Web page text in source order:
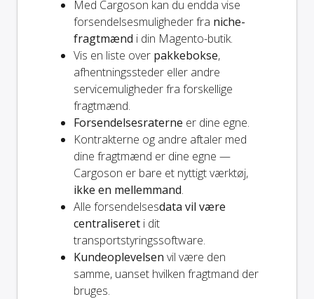
Med Cargoson kan du endda vise
forsendelsesmuligheder fra niche-
fragtmænd i din Magento-butik.
Vis en liste over pakkebokse,
afhentningssteder eller andre
servicemuligheder fra forskellige
fragtmænd.
Forsendelsesraterne er dine egne.
Kontrakterne og andre aftaler med
dine fragtmænd er dine egne —
Cargoson er bare et nyttigt værktøj,
ikke en mellemmand.
Alle forsendelsesdata vil være
centraliseret i dit
transportstyringssoftware.
Kundeoplevelsen vil være den
samme, uanset hvilken fragtmand der
bruges.